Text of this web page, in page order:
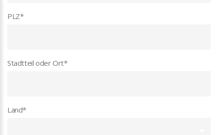
PLZ*
Stadtteil oder Ort*
Land*